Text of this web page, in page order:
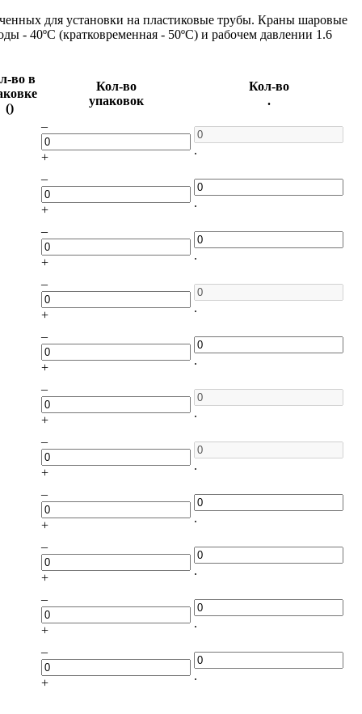
для установки на пластиковые трубы. Краны шаровые
- 40ºС (кратковременная - 50ºС) и рабочем давлении 1.6
во в
()
Кол-во
упаковок
Кол-во
.
–
+
.
–
+
.
–
+
.
–
+
.
–
+
.
–
+
.
–
+
.
–
+
.
–
+
.
–
+
.
–
+
.